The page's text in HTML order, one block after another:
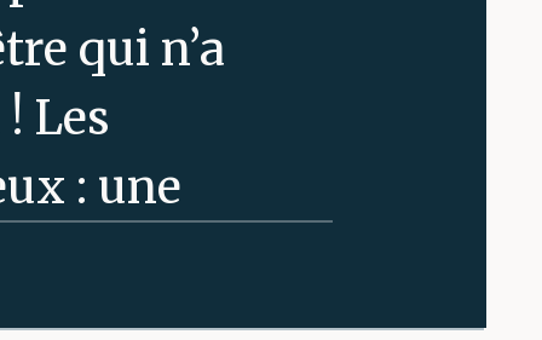
qui n’a
Les
: une
terre.
son poil !